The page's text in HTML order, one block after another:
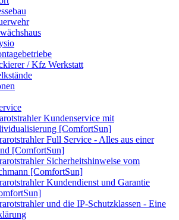
/ Kfz Werkstatt
Kundenservice mit
[ComfortSun]
Full Service - Alles aus einer
[ComfortSun]
Sicherheitshinweise vom
[ComfortSun]
Kundendienst und Garantie
und die IP-Schutzklassen - Eine